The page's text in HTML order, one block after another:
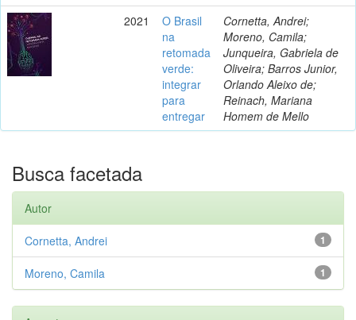
2021
O Brasil
na
retomada
verde:
integrar
para
entregar
Cornetta, Andrei;
Moreno, Camila;
Junqueira, Gabriela de
Oliveira; Barros Junior,
Orlando Aleixo de;
Reinach, Mariana
Homem de Mello
Busca facetada
Autor
1
Cornetta, Andrei
1
Moreno, Camila